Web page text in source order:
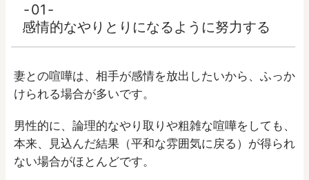
01
感情的なやりとりになるように努力する
妻との喧嘩は、相手が感情を放出したいから、ふっか
けられる場合が多いです。
男性的に、論理的なやり取りや粗雑な喧嘩をしても、
本来、見込んだ結果（平和な雰囲気に戻る）が得られ
ない場合がほとんどです。